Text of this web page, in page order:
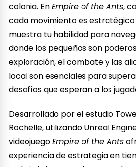
colonia. EnEmpire of the Ants,
cada movimiento es
muestra tu habilidad para
donde los pequeños son
exploración, el combate y las
local son esenciales para
desafíos que esperan a los
Desarrollado por el estudio
Rochelle, utilizando Unreal
videojuegoEmpire of the Ants
experiencia de estrategia en